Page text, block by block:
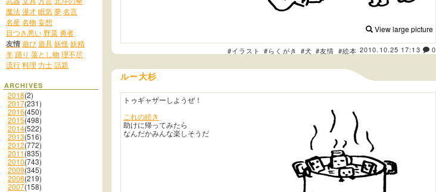
魔法漫才眠気夢名言
名産名物 妄想
目つき悪い野菜 勇者
友情遊び遊具妖怪妖精
羊踊り 落とし物 理不尽
流行料理 力士話題
ARCHIVES
2018(2)
2017(231)
2016(450)
2015(498)
2014(522)
2013(516)
2012(772)
2011(835)
2010(743)
2009(345)
2008(219)
2007(158)
View large picture
#イラスト #らくがき #犬 #友情 #絵本 2010.10.25 17:13 0
ルー大杉
トゥギャザーしようぜ！
これの続き
助けに帰ってみたら
なんだかみんな楽しそうだ